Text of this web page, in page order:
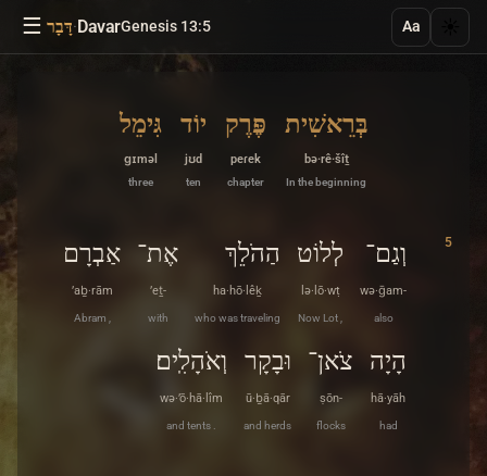
☰ דָּבָר·DavarGenesis 13:5 Aa
בְּרֵאשִׁית
bə·rê·šîṯ
In the beginning
פֶּרֶק
peɾek
chapter
יוֹד
jʊd
ten
גִּימֵל
ɡɪməl
three
5 וְגַם־
wə·ḡam-
also
לְלוֹט
lə·lō·wṭ
Now Lot ,
הַהֹלֵךְ
ha·hō·lêḵ
who was traveling
אֶת־
’eṯ-
with
אַבְרָם
’aḇ·rām
Abram ,
הָיָה
hā·yāh
had
צֹאן־
ṣōn-
flocks
וּבָקָר
ū·ḇā·qār
and herds
וְאֹהָלִֽים׃
wə·’ō·hā·lîm
and tents .